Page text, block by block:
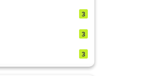
3
3
3